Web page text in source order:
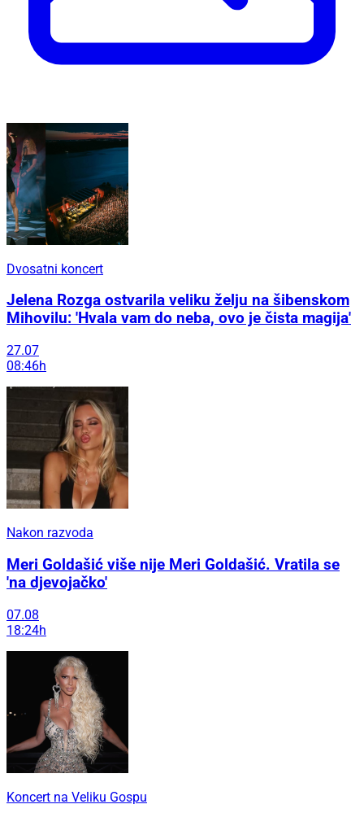
Dvosatni koncert
Jelena Rozga ostvarila veliku želju na šibenskom
Mihovilu: 'Hvala vam do neba, ovo je čista magija'
27.07
08:46h
Nakon razvoda
Meri Goldašić više nije Meri Goldašić. Vratila se
'na djevojačko'
07.08
18:24h
Koncert na Veliku Gospu